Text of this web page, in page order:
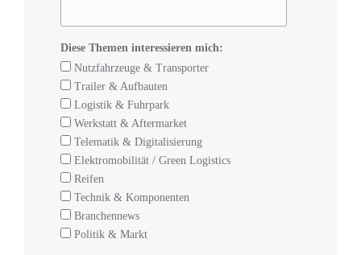
Diese Themen interessieren mich:
Nutzfahrzeuge & Transporter
Trailer & Aufbauten
Logistik & Fuhrpark
Werkstatt & Aftermarket
Telematik & Digitalisierung
Elektromobilität / Green Logistics
Reifen
Technik & Komponenten
Branchennews
Politik & Markt